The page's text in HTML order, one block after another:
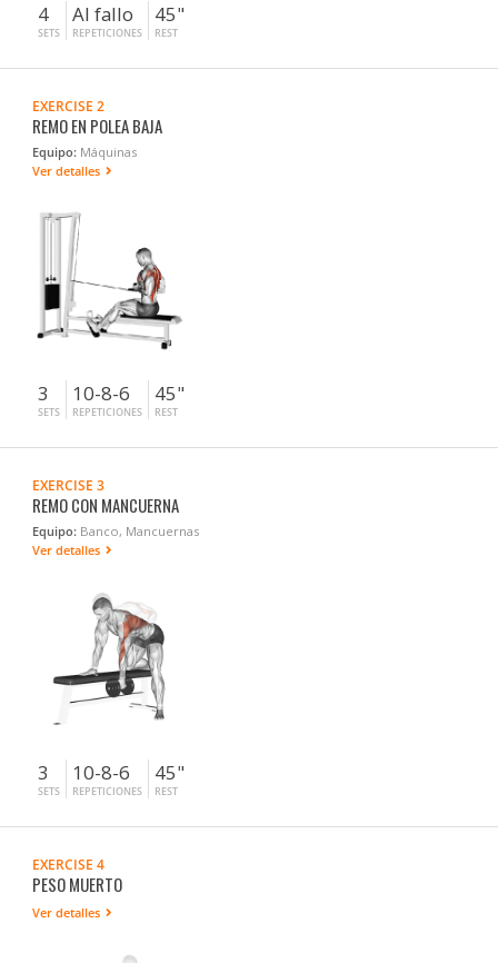
4
SETS
Al fallo
REPETICIONES
45"
REST
EXERCISE 2
REMO EN POLEA BAJA
Equipo: Máquinas
Ver detalles
3
SETS
10-8-6
REPETICIONES
45"
REST
EXERCISE 3
REMO CON MANCUERNA
Equipo: Banco, Mancuernas
Ver detalles
3
SETS
10-8-6
REPETICIONES
45"
REST
EXERCISE 4
PESO MUERTO
Ver detalles